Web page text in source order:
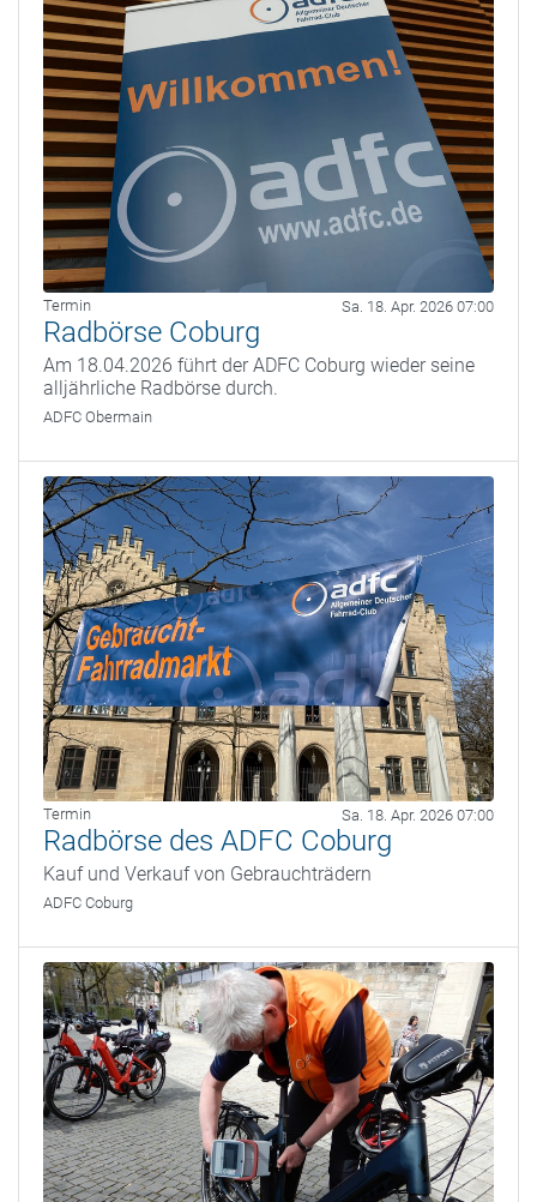
Termin Sa. 18. Apr. 2026 07:00
Radbörse Coburg
Am 18.04.2026 führt der ADFC Coburg wieder seine
alljährliche Radbörse durch.
ADFC Obermain
Termin Sa. 18. Apr. 2026 07:00
Radbörse des ADFC Coburg
Kauf und Verkauf von Gebrauchträdern
ADFC Coburg